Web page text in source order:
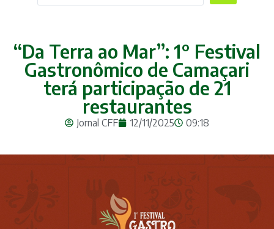
“Da Terra ao Mar”: 1° Festival
Gastronômico de Camaçari
terá participação de 21
restaurantes
Jornal CFF 12/11/2025 09:18